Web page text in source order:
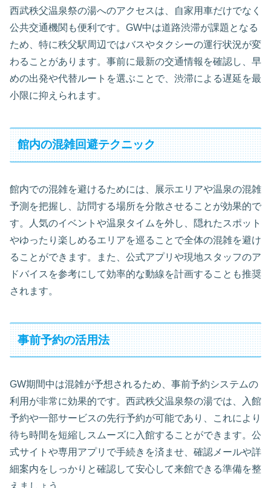
西武秩父温泉祭の湯へのアクセスは、自家用車だけでなく
公共交通機関も便利です。GW中は道路渋滞が課題となる
ため、特に秩父駅周辺ではバスやタクシーの運行状況が変
わることがあります。事前に最新の交通情報を確認し、早
めの出発や代替ルートを選ぶことで、渋滞による遅延を最
小限に抑えられます。
館内の混雑回避テクニック
館内での混雑を避けるためには、展示エリアや温泉の混雑
予測を把握し、訪問する場所を分散させることが効果的で
す。人気のイベントや温泉タイムを外し、隠れたスポット
やゆったり楽しめるエリアを巡ることで全体の混雑を避け
ることができます。また、公式アプリや現地スタッフのア
ドバイスを参考にして効率的な動線を計画することも推奨
されます。
事前予約の活用法
GW期間中は混雑が予想されるため、事前予約システムの
利用が非常に効果的です。西武秩父温泉祭の湯では、入館
予約や一部サービスの先行予約が可能であり、これにより
待ち時間を短縮しスムーズに入館することができます。公
式サイトや専用アプリで手続きを済ませ、確認メールや詳
細案内をしっかりと確認して安心して来館できる準備を整